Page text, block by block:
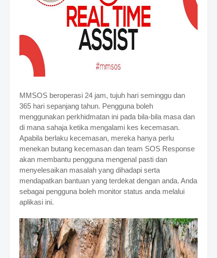
MMSOS beroperasi 24 jam, tujuh hari seminggu dan
365 hari sepanjang tahun. Pengguna boleh
menggunakan perkhidmatan ini pada bila-bila masa dan
di mana sahaja ketika mengalami kes kecemasan.
Apabila berlaku kecemasan, mereka hanya perlu
menekan butang kecemasan dan team SOS Response
akan membantu pengguna mengenal pasti dan
menyelesaikan masalah yang dihadapi serta
mendapatkan bantuan yang terdekat dengan anda. Anda
sebagai pengguna boleh monitor status anda melalui
aplikasi ini.